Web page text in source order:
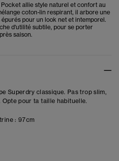
allie style naturel et confort au
coton-lin respirant, il arbore une
pour un look net et intemporel.
d'utilité subtile, pour se porter
saison.
Superdry classique. Pas trop slim,
pour ta taille habituelle.
: 97cm